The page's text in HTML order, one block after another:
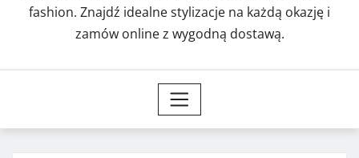
fashion. Znajdź idealne stylizacje na każdą okazję i
zamów online z wygodną dostawą.